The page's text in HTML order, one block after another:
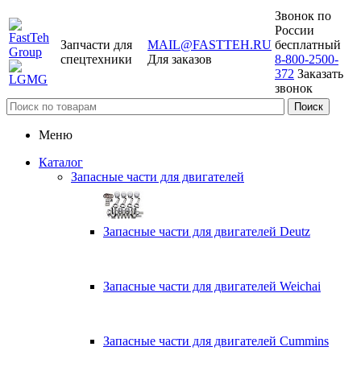
Запчасти для
спецтехники
MAIL@FASTTEH.RU
Для заказов
Звонок по
России
бесплатный
8-800-2500-
372 Заказать
звонок
Меню
Каталог
Запасные части для двигателей
Запасные части для двигателей Deutz
Запасные части для двигателей Weichai
Запасные части для двигателей Cummins